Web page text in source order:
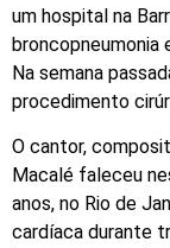
um hospital na
broncopneumonia
Na semana
procedimento
O cantor,
Macalé faleceu
anos, no Rio de
cardíaca durante